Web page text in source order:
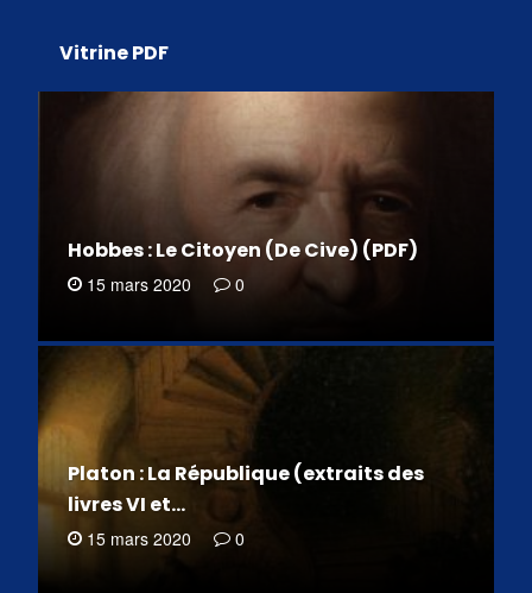
Vitrine PDF
Hobbes : Le Citoyen (De Cive) (PDF)
15 mars 2020 0
Platon : La République (extraits des
livres VI et…
15 mars 2020 0